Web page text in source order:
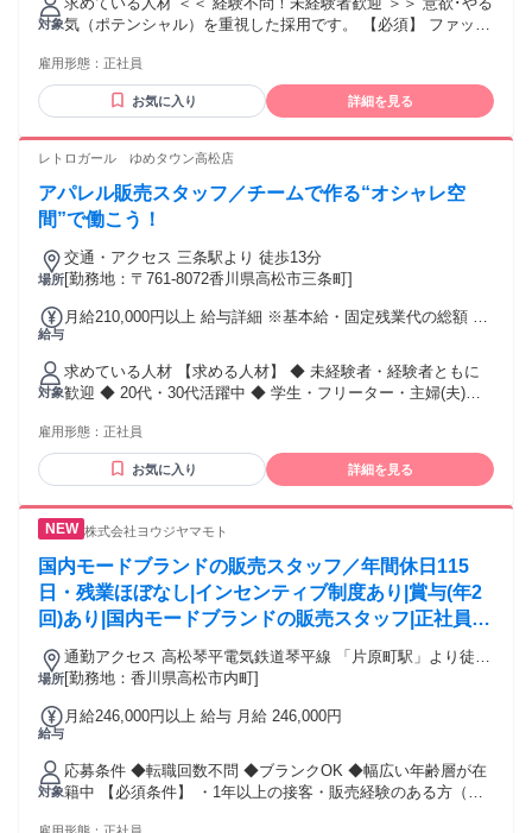
ド ・ファッション業界、アパレル業界 ・研修制度充実、福利
きる ・接客経験を活かせる仕事 ・販売経験を活かせる仕事
・人と接する仕事 ＊未経験･初心者OK ＊経験者歓迎･有資格
者歓迎 ＊高卒･大学卒など学歴不問 ＊第二新卒歓迎、U･Iター
職場 ＊女性管理職登用あり ＊中途入社50％以上 ＊オープニ
ング店舗もあり
われるその他手当金額：なし 【給与詳細】 1．総合職（全国
転勤あり） 月給24万5,000円以上 2．エリア総合職（指定エリ
ア内での転勤あり） 月給23万5,000円以上 3．地域限定職（転
交通費支給（月上限5万円まで） ・時間外手当あり（1分単位
での支給） ・出張手当あり ・役職手当あり（店長･マネージ
ャー･スーパーバイザー） ・個人ノルマなし（店舗･エリア目
標あり）、他 ※経験･スキル･年齢を考慮し給与を決定します
※実際の配属店舗は、本求人の勤務地と異なる場合がござい
ます ※本人の希望･適性･キャリアプランを考慮し配属を決定
します
対象気（ポテンシャル）を重視した採用です。 【必須】 ファッシ
以内の入社が可能な方 ■ 当社の理念に共感していただける方
■ 前向きでチャレンジ精神旺盛な方 ■ 臨機応変な対応ができ
る方 ■ アパレル販売･雑貨小売などのご経験 ■ ブランド店舗
＿.＿.＿.＿.＿.＿.＿.＿.＿ ✅ 好きなブランドに囲まれて働き
で成長を感じたい ▶▶ 以下キーワードに興味がある方に ＿.
＿.＿.＿.＿.＿.＿.＿.＿.＿.＿.＿.＿.＿ ・ファッションアドバ
ター ・スタイリスト、販売接客、店頭販売 ・ファッション販
売、セレクトショップ販売 ・リテールスタッフ、ブランドス
補） ・アパレル接客、アパレル販売 ・セールススタッフ ・
ービス職 ・キャリアアップ可能 ・大手アパレル、有名ブラン
ド ・ファッション業界、アパレル業界 ・研修制度充実、福利
きる ・接客経験を活かせる仕事 ・販売経験を活かせる仕事
・人と接する仕事 ＊未経験･初心者OK ＊経験者歓迎･有資格
者歓迎 ＊高卒･大学卒など学歴不問 ＊第二新卒歓迎、U･Iター
職場 ＊女性管理職登用あり ＊中途入社50％以上 ＊オープニ
ング店舗もあり
雇用形態： 正社員
お気に入り 詳細を見る
レトロガール ゆめタウン高松店
アパレル販売スタッフ／チームで作る“オシャレ空
間”で働こう！
場所
交通・アクセス 三条駅より 徒歩13分
[勤務地：〒761-8072香川県高松市三条町]
給与
月給210,000円以上 給与詳細 ※基本給・固定残業代の総額 基
8200円 〜 2万8200円（固定残業時間：1ヶ月あたり20時間 〜
20時間） 固定残業時間を超えた勤務時間については別途残業
代を支給する 【一律手当】 全員に一律で支払われる通勤・皆
勤・家族手当金額：なし 全員に一律で支払われるその他手当
対象
求めている人材 【求める人材】 ◆ 未経験者・経験者ともに
歓迎 ◆ 20代・30代活躍中 ◆ 学生・フリーター・主婦(夫)歓
迎です】 ◆ ファッションやコーディネートを楽しみたい方
◆ 接客スキルを身につけたい方 ◆ 最新のトレンドに関心が
ある方 ◆ チームワークを大事にできる方 ◆ 将来的に店舗運
定（ポジティブアクション）
雇用形態： 正社員
お気に入り 詳細を見る
株式会社ヨウジヤマモト
国内モードブランドの販売スタッフ／年間休日115
日・残業ほぼなし|インセンティブ制度あり|賞与(年2
回)あり|国内モードブランドの販売スタッフ|正社員|
香川県高松市内町|Y's 高松三越店
場所
通勤アクセス 高松琴平電気鉄道琴平線 「片原町駅」より徒歩
3分 JR 「高松駅」より徒歩10分
[勤務地：香川県高松市内町]
給与
月給246,000円以上 給与 月給 246,000円
対象
応募条件 ◆転職回数不問 ◆ブランクOK ◆幅広い年齢層が在
籍中 【必須条件】 ・1年以上の接客・販売経験のある方（ア